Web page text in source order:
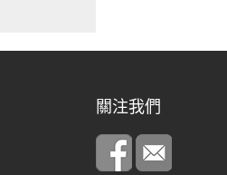
關注我們